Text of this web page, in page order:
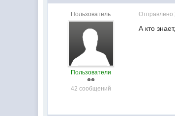
Пользователь
Пользователи
42 сообщений
Отправлено
А кто